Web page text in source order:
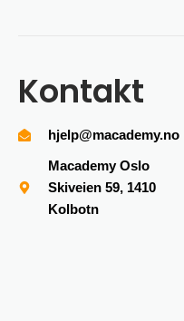
Kontakt
hjelp@macademy.no
Macademy Oslo
Skiveien 59, 1410
Kolbotn